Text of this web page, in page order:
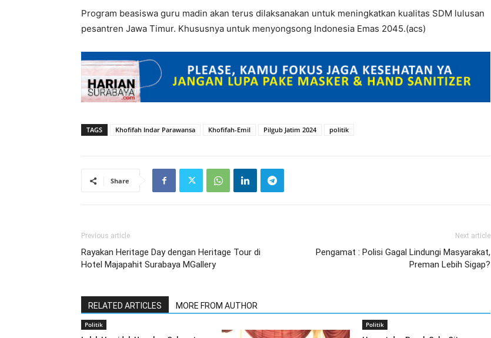
Program beasiswa guru madin akan terus dilaksanakan untuk meningkatkan kualitas SDM lulusan
pesantren Jawa Timur. Khususnya untuk menyongsong Indonesia Emas 2045.(acs)
TAGS Khofifah Indar Parawansa Khofifah-Emil Pilgub Jatim 2024 politik
Share
Previous article
Rayakan Heritage Day dengan Heritage Tour di
Hotel Majapahit Surabaya MGallery
Next article
Pengamat : Polisi Gagal Lindungi Masyarakat,
Preman Lebih Sigap?
RELATED ARTICLES MORE FROM AUTHOR
Politik Politik